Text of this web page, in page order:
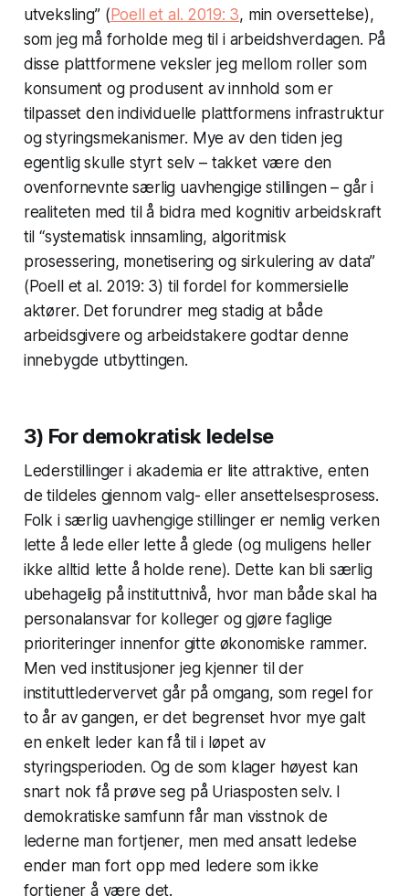
utveksling” (Poell et al. 2019: 3, min oversettelse),
som jeg må forholde meg til i arbeidshverdagen. På
disse plattformene veksler jeg mellom roller som
konsument og produsent av innhold som er
tilpasset den individuelle plattformens infrastruktur
og styringsmekanismer. Mye av den tiden jeg
egentlig skulle styrt selv – takket være den
ovenfornevnte særlig uavhengige stillingen – går i
realiteten med til å bidra med kognitiv arbeidskraft
til “systematisk innsamling, algoritmisk
prosessering, monetisering og sirkulering av data”
(Poell et al. 2019: 3) til fordel for kommersielle
aktører. Det forundrer meg stadig at både
arbeidsgivere og arbeidstakere godtar denne
innebygde utbyttingen.
3) For demokratisk ledelse
Lederstillinger i akademia er lite attraktive, enten
de tildeles gjennom valg- eller ansettelsesprosess.
Folk i særlig uavhengige stillinger er nemlig verken
lette å lede eller lette å glede (og muligens heller
ikke alltid lette å holde rene). Dette kan bli særlig
ubehagelig på instituttnivå, hvor man både skal ha
personalansvar for kolleger og gjøre faglige
prioriteringer innenfor gitte økonomiske rammer.
Men ved institusjoner jeg kjenner til der
instituttledervervet går på omgang, som regel for
to år av gangen, er det begrenset hvor mye galt
en enkelt leder kan få til i løpet av
styringsperioden. Og de som klager høyest kan
snart nok få prøve seg på Uriasposten selv. I
demokratiske samfunn får man visstnok de
lederne man fortjener, men med ansatt ledelse
ender man fort opp med ledere som ikke
fortjener å være det.